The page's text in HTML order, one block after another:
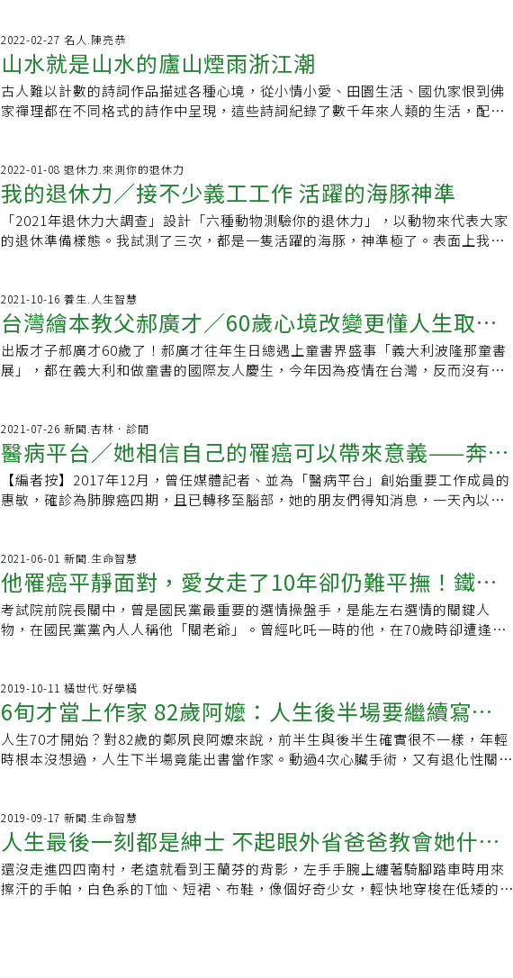
隱藏著「想賺更多錢」的野心。他的做法是，在存夠生活必需的錢之後，優先放
棄自己不想做的工作。許多人批評森永的出場費或稿費過高，事實上他已經有足
夠的存款，對於那些自己不想做，但對方硬要請託的工作，他只是要求相應的報
酬而已；相對地，對於那些真正想做的工作，並不在乎酬勞高低。「存款」帶來
的意外效果森永表示自己的存款還發揮了一個意想不到的效果，他因癌症治療每
錢，只能放棄自費療程，在健保範圍內接受治療。雖然不確定自費療程有多少成
效，但無論如何，至少他有足夠的錢，讓自己可以選擇這條治療路徑，每個月都
能將存款轉換為點滴藥劑。森直言對此沒有任何遺憾，「畢竟，錢終究是無法帶
到來世」。資料來源／東洋經濟ONLINE
早起去做想做、讓自己值得期待的事情。《福格行為模型》強調行為改變的關鍵
在於為自己真正匹配想做的行為。她有過幾次早起失敗的經驗，是因為早起的那
一刻非常痛苦，而且她早起做的那件事沒有獲得很大成就感，反而覺得花寶貴時
間做一件很無聊的事。當她改做自己真正喜歡的事，自然變得容易許多。四、探
她做了幾件事來減少阻力，例如鬧鐘一響就先打開空調讓房間暖和起來。20分鐘
後鬧鐘再次響起，就在床上坐起來閉眼冥想10分鐘，30分鐘過後就沒有那麽睏
了。甚至有一次懶得下床去拿筆電，於是直接在手機上打開備忘錄開始寫作。她
強調明確找到早起的阻力，再選擇用簡單的方式讓自己舒服進而減少阻力。現在
她開始每天期待早起的時間，只有在感覺良好而不是感覺糟糕的情況下，你才能
治時微微挑起的眉毛；與難纏小病人的搏鬥使我莞爾一笑；全身穿著「蜘蛛人」
行當的小男孩又來了，我告訴他：「打完疫苗後，你會變成超級英雄！」寫作有
點像重拾記憶的碎片， 省略令人洩氣的成份，去建構一個新而美麗的世界。某些
人生的 微弱聲響，放大成令人振奮前行的樂音。某些孩子，因我的診療少受一點
節，在我腦中嘰嘰喳喳。這是上帝給我的明顯訊息，應該把它寫下來。我試圖把
我的人生經歷，交融於與病人的對話。彷彿親臨現場，我就站在那個房間裡，和
那些孩子在一起，親密而熟稔。我要捕捉一種醫師專業之外的溫暖感動。寫作讓
我能從醫學世界的混亂中抽離出來，在傷痛中找到幽默，減輕挫折的刺痛感，化
瞬間為永恆。我記錄自己，彰顯病人，增添生命的柴火。我也利用社群，吸引相
心靈的處方，對抗倦怠，重新點燃對醫學的熱情。寫作就是每天一個小時的甜蜜
分神。不是為了成為作家，不是為了出版，是為了救自己。我要狠狠操練我的大
腦，繼續書寫，趁我還可以。寫作的快樂是一條緩緩上升的曲線，我甚至迫不及
待的等待老年的來到，我有更多東西可以寫。只是有一點美中不足的地方：每一
語，一個躲避歲月無情流逝的庇護所。我相信創造力永不過期。只要坐下來提
筆，老化的憂慮便消融在紙上。寫下的每一個字都像一滴青春之泉，讓我在自己
的故事中一直年輕起來。
也要維持書寫的習慣。書寫可以協助思考，平常透過書寫可以認識自己、發現自
己；在挫折傷痛時，書寫可以療癒自己；到了年紀漸長，書寫可以統整生命經
驗，找到人生意義與價值。美國詩人佛羅斯特說：「當我還沒寫下來時，我怎麼
知道我在想什麼？」這句話違反一般人的直覺，大部分人相信，思考是一種純粹
的大腦（或心靈）運作過程，書寫的唯一功能只是把完整的想法記錄下來。但真
持續佔據腦力資源，也就是大腦裡有限的暫存工作區，讓我們無法繼續深入思
考。換句話說，真正的思考，複雜的概念或論述，需要某種程度的「外在化」，
也就是寫出來，書寫使得腦力的思考工作變得比較容易，甚至才能進行有意義的
思考。套句專家用學術的話來講，當思想具體展現於外部時，才能當成模型或學
自己的故事應該是每個熟齡朋友必修的學分，不是要述說自己的豐功偉業，而是
如同心理學家艾瑞克森所主張的，人最重要的課題是要整合自己的生命，肯定自
己的價值與意義。寫回憶錄具有精神療癒的作用，跟自己和解，因為過去的經驗
其實沒有真正過去，它們都潛藏在內心深處，往往現在困住我們的，都是來自於
過往的心靈創傷。而療癒的重點，並不是追究誰害了我們，而是在隔了一段時空
回憶，可以將那模糊的印象重新描繪一次，從中得到領悟，然後在當下還來得及
時，有了改善或實踐的力量。至於如何開始寫回憶錄？資深的傳記作家楊艾俐提
供了幾個祕訣，若照一個人的編年史來寫，如流水帳，那一年發生什麼事、做了
什麼事……這會很無趣，不好看，很容易半途而廢，所以她建議開始寫之前要先
帶，隨時想到什麼就添加上去。而且既然是說故事，最好寫的時候腦中要有畫
面，讓看的人也可以一邊建構想像的畫面，像電影裡的分鏡，有長鏡頭、也有特
寫鏡頭，彼此交錯，免得平鋪直敘，流於平淡。楊艾俐的這些建議很有參考價
值，我們在回顧自己人生時，可以嘗試寫下來，即使現在不知道要寫什麼，但是
我相信只要開始寫，靈感就會出現，因為寫作是與自己靈魂相遇的最好方法。
2022-02-27 名人.陳亮恭
山水就是山水的廬山煙雨浙江潮
古人難以計數的詩詞作品描述各種心境，從小情小愛、田園生活、國仇家恨到佛
家禪理都在不同格式的詩作中呈現，這些詩詞紀錄了數千年來人類的生活，配合
到千般恨不消。到得還來別無事，廬山煙雨浙江潮。」這位偷懶少寫一句詩的作
者正是北宋第一文豪蘇東坡，這首《觀潮》是蘇東坡在經歷一生顛沛放逐過程
後，臨終前送給兒子的詩作，也正是他回顧人生的深厚哲理。聽說廬山的煙雨與
錢塘江的潮汐舉世知名，如果沒辦法親臨一定抱憾終生，然而真的到了廬山與錢
塘江畔，也不過就是廬山煙雨與錢塘江潮。這頭尾兩句完全相同的七個字，卻說
見水不是水；而今得個休歇處，依前見山只是山，見水只是水。」這段禪語和蘇
東坡的《觀潮》頗有相似處，只是蘇東坡描述的心情與許多人的生活經驗相仿，
是種窮盡心力達成目標卻感空虛的感受，究竟追求事物本質是什麼呢？常有人說
蘇東坡是樂天派，縱有文采卻總遭貶謫，從年少滿腹報國壯志，到從容生活看淡
吃過東坡肉。然而，他的人生當真是如此恬淡而自得其樂？後人對《觀潮》也有
兩方說法，一方主張蘇東坡想傳達的是「不過如此」心情，但另一方認為，蘇軾
也可能想跟兒子說「正是如此」心境。曾有朋友說道，拜訪德高望重的長壽耆老
時，詢問其長壽養生之道，答道「不計較」而已，固然此長壽心法聽來極富禪意
也有十足韻味，但友人也不禁思考，是長者皆已擁有所以不計較？還是不計較就
心情具有很深的執念，堅持以自我認同的方式達成才算完整，或有一生對公婆的
怨，也或是街坊鄰居、友人對其人生所造成的影響、配偶在生活與情感上的虧欠
等等，有些長輩認知衰退之後，不再能完全控制情感，心中長年的怨念脫口而
出，或直接表現於表情及行為，更有時因為解不開的結而困住人生。蘇東坡贈詩
變化的是人心，生命中許多追求與執著，事後看來不過如此，對照青原惟信禪師
悟道三階段，通曉事物本質與減少罣礙是生命開闊的關鍵。年歲增長總伴隨著不
斷地失去，容貌、健康、親友甚或自己的生命，減少我執讓生命轉入不同階段，
也是人生無憾的必要轉念。（作者為台北市立關渡醫院院長）
2022-01-08 退休力.來測你的退休力
我的退休力／接不少義工工作 活躍的海豚神準
「2021年退休力大調查」設計「六種動物測驗你的退休力」，以動物來代表大家
的退休準備樣態。我試測了三次，都是一隻活躍的海豚，神準極了。表面上我很
漫，輾轉難眠。退休後，我承接了很多義工性質工作，以填補心靈的空洞，因此
在五項核心能力中，以活躍好學居高，其次是社會連結、財務處理和健康情形的
分數都及格之上，唯有「自在獨立」敬陪末座，是邁向老年的障礙。學習獨處難
嗎？我一直覺得很難。一頓飯需要外子張羅；燈泡不亮、馬桶不通、洗衣機漏
水、手機發生故障，身邊總有另一半隨傳隨到；出門晚歸，看到室內一盞燈火，
者的智慧；二是寫作，跟自己對話，把思想化為文字，與人分享，透過書寫把人
生故事傳遞下來，因此，獨處準備好，何懼之有？●聯合報推出「六種動物測驗
你的退休力」，歡迎填寫，評估自己的老後準備有那些優勢與不足。▍退休力測
驗：&gt;&gt;六種動物測退休力 看看你是那一種？
2021-10-16 養生.人生智慧
台灣繪本教父郝廣才／60歲心境改變更懂人生取
捨，認清未來已比過去少了
出版才子郝廣才60歲了！郝廣才往年生日總遇上童書界盛事「義大利波隆那童書
展」，都在義大利和做童書的國際友人慶生，今年因為疫情在台灣，反而沒有特
事。相較於年輕時候的自己，郝廣才認為現在的他更懂得有限的人生如何取捨，
更不在意他人想法。於是他的應酬少了，愈來愈多工作下放給同事執行，他也知
道，人生很多事沒關係，寧願後悔做了什麼，也不要後悔沒做什麼。「這並非我
的修為讓我更自由，我只是沒辦法，因為，你人生的未來已經比過去少了！」他
強調，人生這個當口，不做的事和做的事一樣重要。第二個清楚的改變是專業的
還要方法，這些方法除了協助他創作，還能傳承給編輯們，「愈晚進格林的同
事，可以比早期進來的學得更快，因為我將know how整理出來了。」日新月異
「你要強迫自己創新」問郝廣才是否想像過自己80歲時的模樣？「想不出來，那
時跟現在一定完全不同啊！」一直在業界第一線的郝廣才感觸很深，過去一本梁
做完一件事，還來不及享受，時代又變了。壞的，是像倉鼠一樣一直往前跑；好
的呢，你要強迫自己創新！」訪談最後，郝廣才聊到近年人類搶發人造衛星上太
空的趨勢，屆時人造的星星將改變星空樣貌，這也是2年前難以想像的光景，「你
知道嗎，我們可能是能夠看見真實星空的最後人類。」談到未知的未來，他下了
這個浪漫的結語。
2021-07-26 新聞.杏林．診間
醫病平台／她相信自己的罹癌可以帶來意義——奔向
理想、永不止息的記者劉惠敏
【編者按】2017年12月，曾任媒體記者、並為「醫病平台」創始重要工作成員的
惠敏，確診為肺腺癌四期，且已轉移至腦部，她的朋友們得知消息，一天內以
半，這期間，她持續以自身例證做癌症病友宣導，讓生命到最後一刻都發出熱
能。本文由一路陪伴她的媒體同業及好友們，聯合撰寫，紀錄惠敏一生在公衛、
醫療、工運、環運領域中，勇敢實踐自己堅信的生命價值。 從陽明大學衛生福利
研究所畢業的惠敏，畢業後轉任聯合報醫藥記者，離職後在投身多元社會工作領
域，也協助了賴其萬教授「醫病平台」推動。2017年12月被診斷出罹患肺腺癌四
週工作三天，展現了強大意志力。事實上，她經常忍受著劇烈的疼痛。第一階段
的標靶藥物妥復克，帶來劇烈的副作用，她的美麗捲髮掉光，圓圓的頭上破皮結
疤流血，在寒冷的冬日裡，她忍痛但靜靜地靠在沙發上，看護為她清理傷口時，
她只是緊緊地抓住浴缸把手或床鋪，很少喊痛。與癌症正式開戰，她已展現讓人
困境。她甚至與其他癌友及癌友家屬共同撰寫《與情緒相伴的新生活提案：11個
練習，讓你在憂鬱、焦慮、憤怒、孤單時拿回主動權》一書。發表會上，她一襲
白衣，談病症、也談人們怎麼跟孤單、憤怒及憂鬱等情緒共存到合解的練習，這
是她祝福人們身心愉悅的生命禮物。新書發表會後，她對朋友說：「人的盡頭，
是神的起頭。（箴言3：6）」這是要歷經多大劫難才能懂得的智慧。在與病痛同
2021-06-01 新聞.生命智慧
他罹癌平靜面對，愛女走了10年卻仍難平撫！鐵漢
關中：人只活一次，請不要輕言放棄
考試院前院長關中，曾是國民黨最重要的選情操盤手，是能左右選情的關鍵人
物，在國民黨黨內人人稱他「關老爺」。曾經叱吒一時的他，在70歲時卻遭逢人
選工作，每天上山下海跑基層，與各行各業人士交流，其中一個最重要的交流方
法就是「喝酒」。 黨務工作十逾年 關中酒名在外 曾一口氣乾掉兩杯威士忌 關
中回憶說：「地方人士是不談理論的，你跟他喝酒、唱歌就是朋友。」 也因此，
儘管自己不愛喝也不算會喝酒，十多年黨務工作做下來，就搏得酒名在外，甚至
還謠傳他曾一口氣乾掉5杯威士忌，「其實我那次只有乾掉兩杯，其它是朋友幫忙
降到60多公斤，體力虛弱、氣若游絲，讓結縭逾50年的太太嚇壞了。 但對他自己
來說，剛過80歲就遭遇那麼大的考驗，他只用了「五味雜陳」來形容。 80歲罹淋
巴癌 關中沒有埋怨只有平靜 「（知道罹癌後）我都很淡定，生病不是什麼大
事，我是知識分子，對科技有基本的了解，只要找到好醫生治療就好。有些人碰
2019-10-11 橘世代.好學橘
6旬才當上作家 82歲阿嬤：人生後半場要繼續寫下
去
人生70才開始？對82歲的鄭夙良阿嬤來說，前半生與後半生確實很不一樣，年輕
時根本沒想過，人生下半場竟能出書當作家。動過4次心臟手術，又有退化性關節
勵逆境裡的人，這樣的後半生，因為助人反見到光彩的晚霞。鄭夙良在鄰里間有
「超級阿嬤」之稱，出身富裕家庭，但她從小就能幹、好強，在那個保守年代她
從事護理工作，是台灣最早接受正規復健訓練的先驅。也許是因為工作上的成
就，讓她並不那麼在意婚姻，直到36歲，知道大她4歲的林清東一直等著她，才下
定決心辭去工作，走進家庭。婚後與先生胼手胝足建立家庭，在台南市南區經營
2019-09-17 新聞.生命智慧
人生最後一刻都是紳士 不起眼外省爸爸教會她什麼
是愛
還沒走進四四南村，老遠就看到王蘭芬的背影，左手手腕上纏著騎腳踏車時用來
擦汗的手帕，白色系的T恤、短裙、布鞋，像個好奇少女，輕快地穿梭在低矮的屋